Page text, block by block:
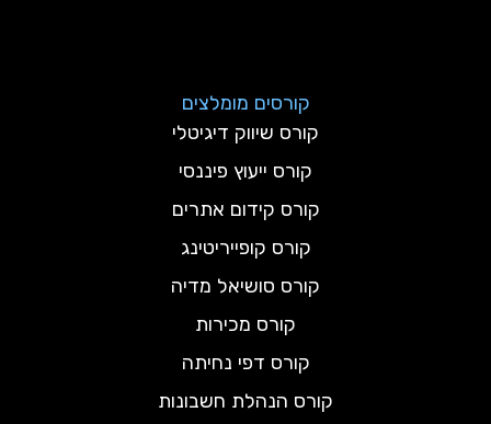
קורסים מומלצים
קורס שיווק דיגיטלי
קורס ייעוץ פיננסי
קורס קידום אתרים
קורס קופייריטינג
קורס סושיאל מדיה
קורס מכירות
קורס דפי נחיתה
קורס הנהלת חשבונות